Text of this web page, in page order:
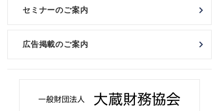
セミナーのご案内
広告掲載のご案内